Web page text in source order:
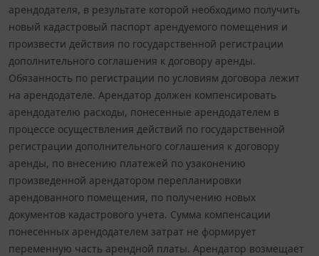
арендодателя, в результате которой необходимо получить
новый кадастровый паспорт арендуемого помещения и
произвести действия по государственной регистрации
дополнительного соглашения к договору аренды.
Обязанность по регистрации по условиям договора лежит
на арендодателе. Арендатор должен компенсировать
арендодателю расходы, понесенные арендодателем в
процессе осуществления действий по государственной
регистрации дополнительного соглашения к договору
аренды, по внесению платежей по узаконению
произведенной арендатором перепланировки
арендованного помещения, по получению новых
документов кадастрового учета. Сумма компенсации
понесенных арендодателем затрат не формирует
переменную часть арендной платы. Арендатор возмещает